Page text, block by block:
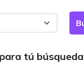
tú búsqueda